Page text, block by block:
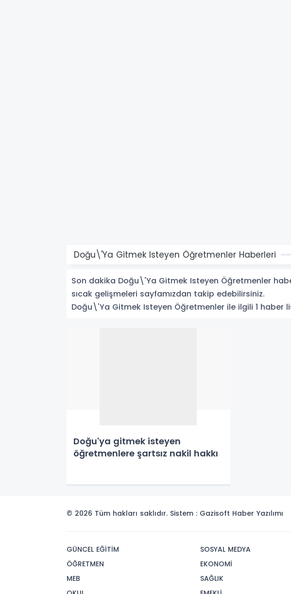
Doğu\'Ya Gitmek Isteyen Öğretmenler Haberleri
Son dakika Doğu\'Ya Gitmek Isteyen Öğretmenler
sıcak gelişmeleri sayfamızdan takip edebilirsiniz.
Doğu\'Ya Gitmek Isteyen Öğretmenler ile ilgili 1 haber
Doğu'ya gitmek isteyen
öğretmenlere şartsız nakil hakkı
© 2026 Tüm hakları saklıdır. Sistem : Gazisoft Haber Yazılımı
GÜNCEL EĞİTİM
ÖĞRETMEN
MEB
SOSYAL MEDYA
EKONOMİ
SAĞLIK